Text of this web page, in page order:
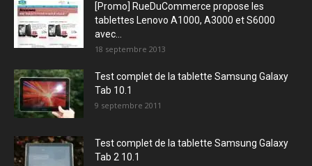
[Promo] RueDuCommerce propose les
tablettes Lenovo A1000, A3000 et S6000
avec...
18 septembre 2013
Test complet de la tablette Samsung Galaxy
Tab 10.1
9 septembre 2011
Test complet de la tablette Samsung Galaxy
Tab 2 10.1